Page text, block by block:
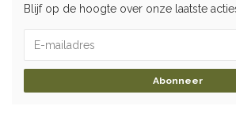
Blijf op de hoogte over onze laatste
Abonneer